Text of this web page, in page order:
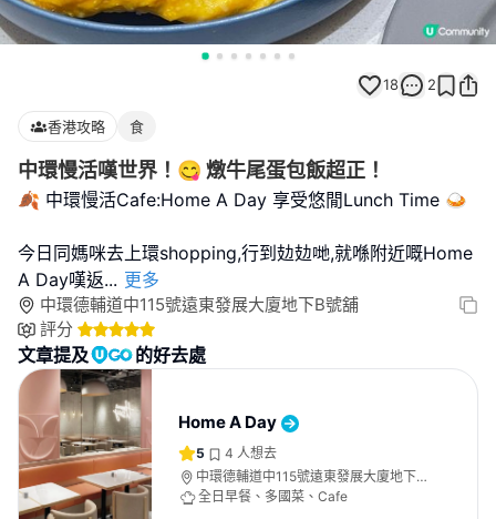
18 2
香港攻略 食
中環慢活嘆世界！😋 燉牛尾蛋包飯超正！
🍂 中環慢活Cafe:Home A Day 享受悠閒Lunch Time 🍛
今日同媽咪去上環shopping,行到攰攰哋,就喺附近嘅Home
A Day嘆返... 更多
中環德輔道中115號遠東發展大廈地下B號舖
評分
文章提及 的好去處
Home A Day
5 4 人想去
中環德輔道中115號遠東發展大廈地下B
號舖
全日早餐、多國菜、Cafe